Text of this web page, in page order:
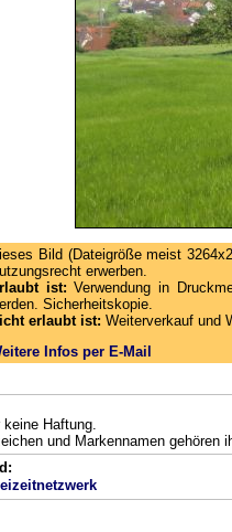
Bild (Dateigröße meist
erwerben.
ist:Verwendung in
Sicherheitskopie.
erlaubt ist: Weiterverkauf und
Infos per E-Mail
keine Haftung.
und Markennamen gehören